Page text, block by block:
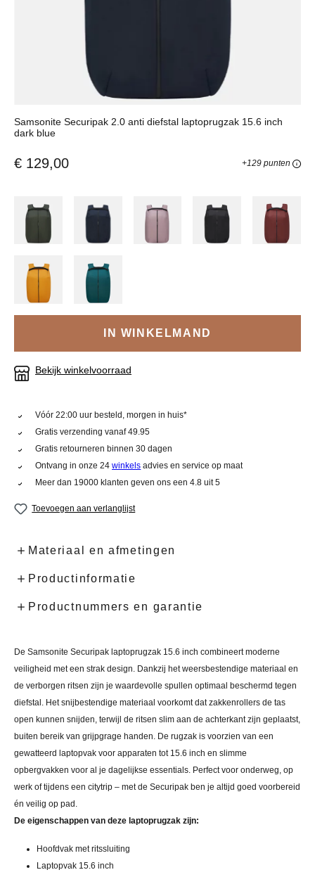
Samsonite Securipak 2.0 anti diefstal laptoprugzak 15.6 inch
dark blue
€ 129,00 +129 punten
IN WINKELMAND
Bekijk winkelvoorraad
Vóór 22:00 uur besteld, morgen in huis*
Gratis verzending vanaf 49.95
Gratis retourneren binnen 30 dagen
Ontvang in onze 24winkels advies en service op maat
Meer dan 19000 klanten geven ons een 4.8 uit 5
Toevoegen aan verlanglijst
Materiaal en afmetingen
Productinformatie
Productnummers en garantie
De Samsonite Securipak laptoprugzak 15.6 inch combineert moderne
veiligheid met een strak design. Dankzij het weersbestendige materiaal en
de verborgen ritsen zijn je waardevolle spullen optimaal beschermd tegen
diefstal. Het snijbestendige materiaal voorkomt dat zakkenrollers de tas
open kunnen snijden, terwijl de ritsen slim aan de achterkant zijn geplaatst,
buiten bereik van grijpgrage handen. De rugzak is voorzien van een
gewatteerd laptopvak voor apparaten tot 15.6 inch en slimme
opbergvakken voor al je dagelijkse essentials. Perfect voor onderweg, op
werk of tijdens een citytrip – met de Securipak ben je altijd goed voorbereid
én veilig op pad.
De eigenschappen van deze laptoprugzak zijn:
Hoofdvak met ritssluiting
Laptopvak 15.6 inch